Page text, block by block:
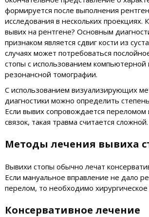
формируется после выполнения
исследования в нескольких проекциях.
вывих на рентгене? Основным
признаком является сдвиг кости из
случаях может потребоваться
стопы с использованием компьютерной
резонансной томографии.
С использованием визуализирующих
диагностики можно определить
Если вывих сопровождается
связок, такая травма считается сложной.
Методы лечения вывиха
Вывихи стопы обычно лечат
Если мануальное вправление не дало
перелом, то необходимо
Консервативное лечение